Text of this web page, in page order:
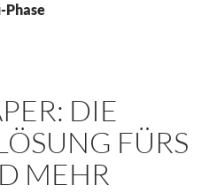
Phase
DIE
FÜRS
MEHR